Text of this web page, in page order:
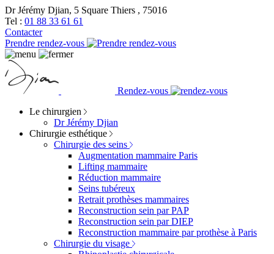
Dr Jérémy Djian, 5 Square Thiers , 75016
Tel : 01 88 33 61 61
Contacter
Prendre rendez-vous
Rendez-vous
Le chirurgien
Dr Jérémy Djian
Chirurgie esthétique
Chirurgie des seins
Augmentation mammaire Paris
Lifting mammaire
Réduction mammaire
Seins tubéreux
Retrait prothèses mammaires
Reconstruction sein par PAP
Reconstruction sein par DIEP
Reconstruction mammaire par prothèse à Paris
Chirurgie du visage